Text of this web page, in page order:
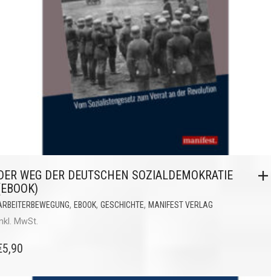
WEG DER DEUTSCHEN SOZIALDEMOKRATIE
, EBOOK, GESCHICHTE, MANIFEST VERLAG
MwSt.
5,90